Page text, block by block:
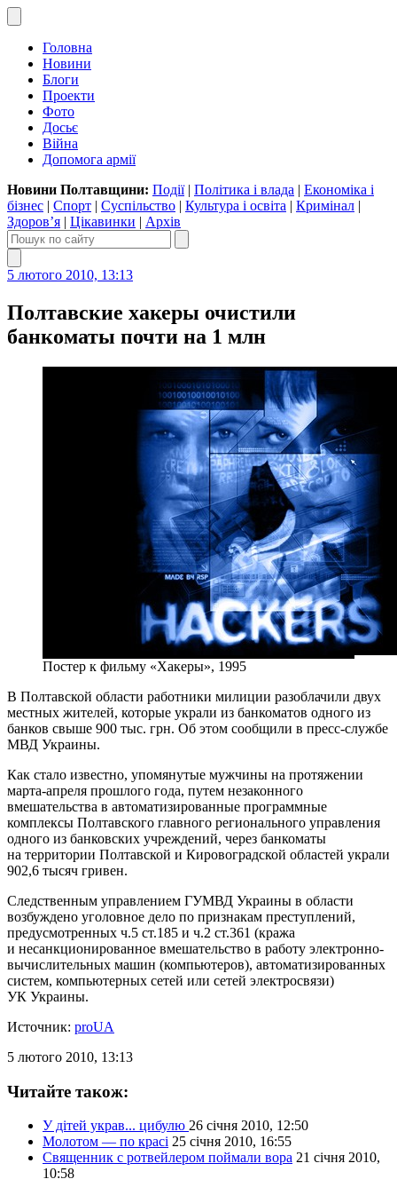
Головна
Новини
Блоги
Проекти
Фото
Досьє
Війна
Допомога армії
Новини Полтавщини: Події| Політика і влада | Економіка і
бізнес | Спорт | Суспільство | Культура і освіта | Кримінал |
Здоров’я | Цікавинки | Архів
5 лютого 2010, 13:13
Полтавские хакеры очистили
банкоматы почти на 1 млн
Постер к фильму «Хакеры», 1995
В Полтавской области работники милиции разоблачили двух
местных жителей, которые украли из банкоматов одного из
банков свыше 900 тыс. грн. Об этом сообщили в пресс-службе
МВД Украины.
Как стало известно, упомянутые мужчины на протяжении
марта-апреля прошлого года, путем незаконного
вмешательства в автоматизированные программные
комплексы Полтавского главного регионального управления
одного из банковских учреждений, через банкоматы
на территории Полтавской и Кировоградской областей украли
902,6 тысяч гривен.
Следственным управлением ГУМВД Украины в области
возбуждено уголовное дело по признакам преступлений,
предусмотренных ч.5 ст.185 и ч.2 ст.361 (кража
и несанкционированное вмешательство в работу электронно-
вычислительных машин (компьютеров), автоматизированных
систем, компьютерных сетей или сетей электросвязи)
УК Украины.
Источник: proUA
5 лютого 2010, 13:13
Читайте також:
У дітей украв... цибулю 26 січня 2010, 12:50
Молотом — по красі 25 січня 2010, 16:55
Священник c ротвейлером поймали вора 21 січня 2010,
10:58